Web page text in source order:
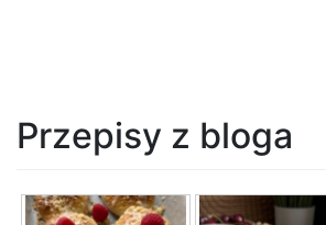
Przepisy z bloga